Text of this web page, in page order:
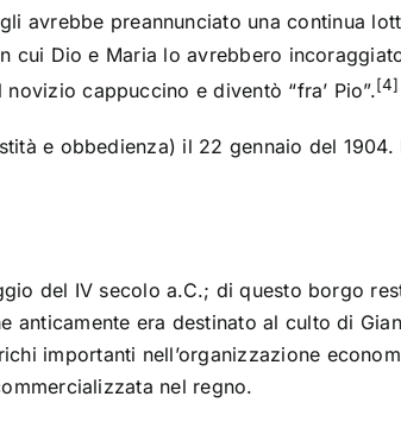
avrebbe preannunciato una continua
cui Dio e Maria lo avrebbero
novizio cappuccino e diventò “fra’ Pio”.[4]
e obbedienza) il 22 gennaio del 1904.
del IV secolo a.C.; di questo borgo
anticamente era destinato al culto di
importanti nell’organizzazione
nel regno.